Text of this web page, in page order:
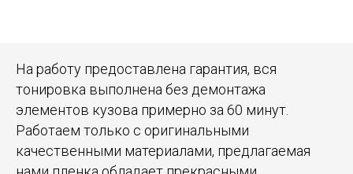
На работу предоставлена гарантия, вся
тонировка выполнена без демонтажа
элементов кузова примерно за 60 минут.
Работаем только с оригинальными
качественными материалами, предлагаемая